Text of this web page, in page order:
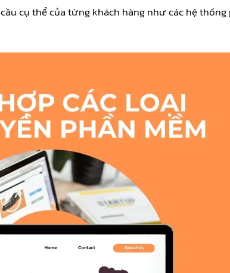
cụ thể của từng khách hàng như các hệ